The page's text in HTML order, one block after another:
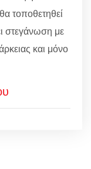
τοποθετηθεί
στεγάνωση με
και μόνο